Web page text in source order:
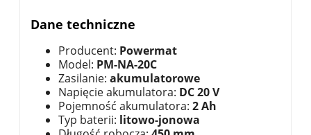
Dane techniczne
Producent: Powermat
Model: PM-NA-20C
Zasilanie: akumulatorowe
Napięcie akumulatora: DC 20 V
Pojemność akumulatora: 2 Ah
Typ baterii: litowo-jonowa